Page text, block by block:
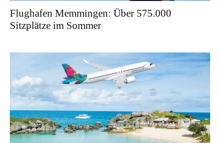
Flughafen Memmingen: Über 575.000
Sitzplätze im Sommer